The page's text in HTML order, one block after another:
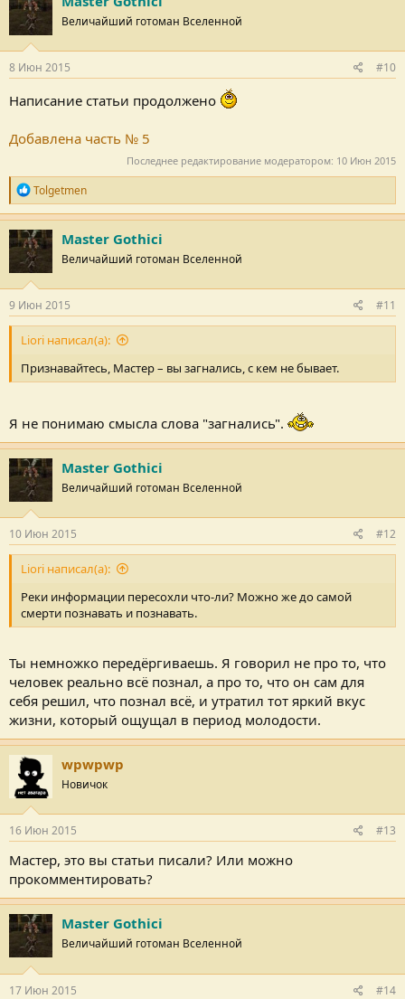
т
а
ц
и
и
:
Величайший готоман Вселенной
8 Июн 2015 #10
Написание статьи продолжено
Добавлена часть № 5
Последнее редактирование модератором: 10 Июн 2015
Р
е
п
у
т
а
ц
и
и
:
Tolgetmen
Master Gothici
Величайший готоман Вселенной
9 Июн 2015 #11
Liori написал(а):
Признавайтесь, Мастер – вы загнались, с кем не бывает.
Я не понимаю смысла слова "загнались".
Master Gothici
Величайший готоман Вселенной
10 Июн 2015 #12
Liori написал(а):
Реки информации пересохли что-ли? Можно же до самой
смерти познавать и познавать.
Ты немножко передёргиваешь. Я говорил не про то, что
человек реально всё познал, а про то, что он сам для
себя решил, что познал всё, и утратил тот яркий вкус
жизни, который ощущал в период молодости.
wpwpwp
Новичок
16 Июн 2015 #13
Мастер, это вы статьи писали? Или можно
прокомментировать?
Master Gothici
Величайший готоман Вселенной
17 Июн 2015 #14